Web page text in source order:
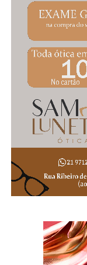
Produtor Rural
calendário oficial
Acompanhe
e Facebook
principais
Maricá.
#Maricá
#TurismoRural
#MaricáWebTV